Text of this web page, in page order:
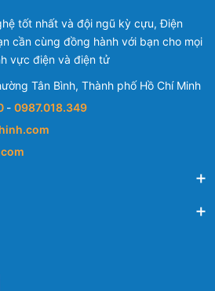
tốt nhất và đội ngũ kỳ cựu, Điện
cần cùng đồng hành với bạn cho mọi
vực điện và điện tử
Tân Bình, Thành phố Hồ Chí Minh
- 0987.018.349